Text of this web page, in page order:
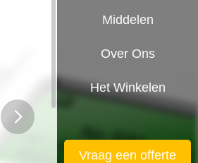
Middelen
Over Ons
Het Winkelen
Vraag een offerte